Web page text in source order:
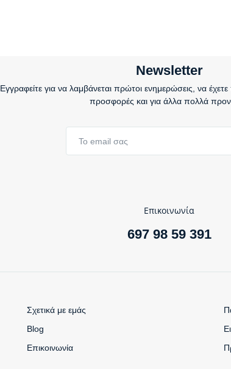
Newsletter
Εγγραφείτε για να λαμβάνεται πρώτοι ενημερώσεις, να
προσφορές και για άλλα πολλά
Επικοινωνία
697 98 59 391
Σχετικά με εμάς
Blog
Επικοινωνία